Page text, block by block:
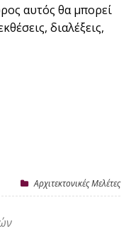
αυτός θα μπορεί
διαλέξεις,
Αρχιτεκτονικές Μελέτες